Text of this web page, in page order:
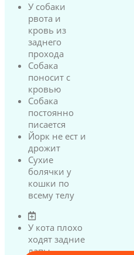
У собаки
рвота и
кровь из
заднего
прохода
Собака
поносит с
кровью
Собака
постоянно
писается
Йорк не ест и
дрожит
Сухие
болячки у
кошки по
всему телу
У кота плохо
ходят задние
лапы